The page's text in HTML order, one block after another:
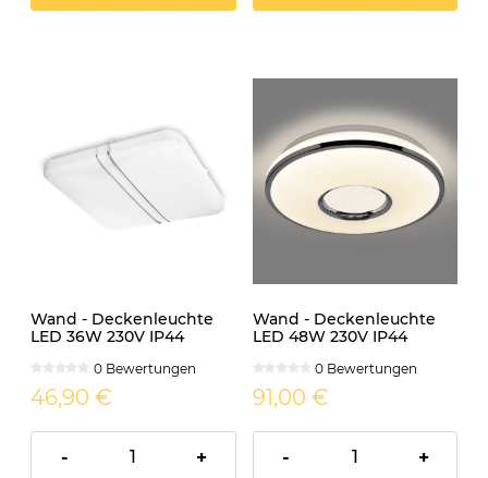
Wand - Deckenleuchte
LED 36W 230V IP44
0 Bewertungen
46,90 €
- +
Wand - Deckenleuchte
LED 48W 230V IP44
0 Bewertungen
91,00 €
- +